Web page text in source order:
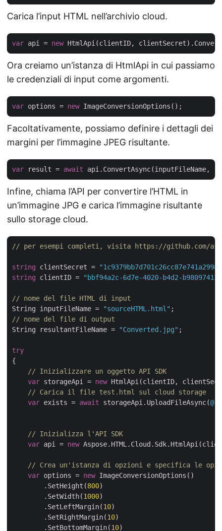
Carica l’input HTML nell’archivio cloud.
var api = new
Ora creiamo un’istanza di HtmlApi in cui passiamo
le credenziali di input come argomenti.
var options = new
Facoltativamente, possiamo definire i dettagli dei
margini per l’immagine JPEG risultante.
var result = await
Infine, chiama l’API per convertire l’HTML in
un’immagine JPG e carica l’immagine risultante
sullo storage cloud.
// per esempi completi, visita https://github.com/
string clientSecret =
string clientID = "bbf94a2c-6d7e-4020-b4d2-
// nome del file HTML di input
String inputFileName =
"sourceHTML.html"
// nome del file di output
String resultantFileName =
"Converted.jpg" ;
try
{
// Inizializzare un oggetto API SDK
var storageApi = new HtmlApi(clientID,
// Carica il file test.html sul cloud storage
var exists = await storageApi.UploadFileAsync(
// Inizializza l'API SDK
var api = new
// Crea un'istanza di opzioni e specifica le
var options = new ImageConversionOptions()
        .SetHeight(
800)
        .SetWidth(
1000)
        .SetLeftMargin(
10)
        .SetRightMargin(
10)
        .SetBottomMargin(
10)